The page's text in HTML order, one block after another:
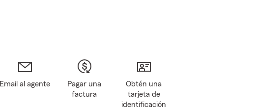
Email al agente
Pagar una
factura
Obtén una
tarjeta de
identificación